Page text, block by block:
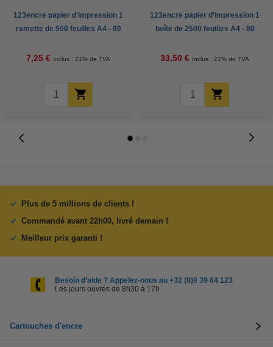
123encre papier d'impression 1
ramette de 500 feuilles A4 - 80
7,25 € Inclus : 21% de TVA
123encre papier d'impression 1
boîte de 2500 feuilles A4 - 80
33,50 € Inclus : 21% de TVA
Plus de 5 millions de clients !
Commandé avant 22h00, livré demain !
Meilleur prix garanti !
Besoin d’aide ? Appelez-nous au +32 (0)9 39 64 123
Les jours ouvrés de 8h30 à 17h
Cartouches d'encre